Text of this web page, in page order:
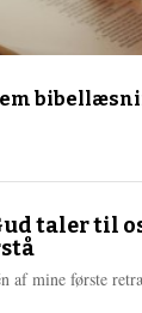
taler til
af mine første